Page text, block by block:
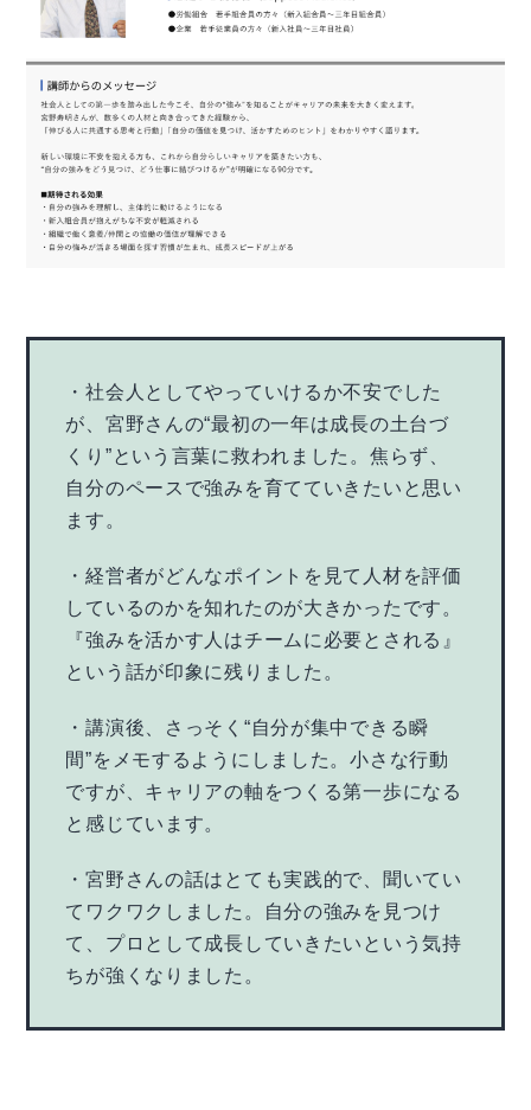
・社会人としてやっていけるか不安でした
が、宮野さんの“最初の一年は成長の土台づ
くり”という言葉に救われました。焦らず、
自分のペースで強みを育てていきたいと思い
ます。
・経営者がどんなポイントを見て人材を評価
しているのかを知れたのが大きかったです。
『強みを活かす人はチームに必要とされる』
という話が印象に残りました。
・講演後、さっそく“自分が集中できる瞬
間”をメモするようにしました。小さな行動
ですが、キャリアの軸をつくる第一歩になる
と感じています。
・宮野さんの話はとても実践的で、聞いてい
てワクワクしました。自分の強みを見つけ
て、プロとして成長していきたいという気持
ちが強くなりました。